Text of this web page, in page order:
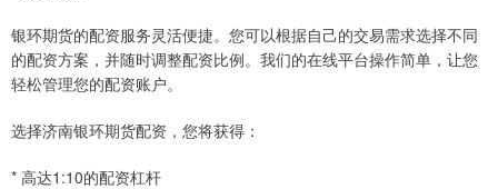
银环期货的配资服务灵活便捷。您可以根据自己的交易需求选择不同
的配资方案，并随时调整配资比例。我们的在线平台操作简单，让您
轻松管理您的配资账户。
选择济南银环期货配资，您将获得：
* 高达1:10的配资杠杆